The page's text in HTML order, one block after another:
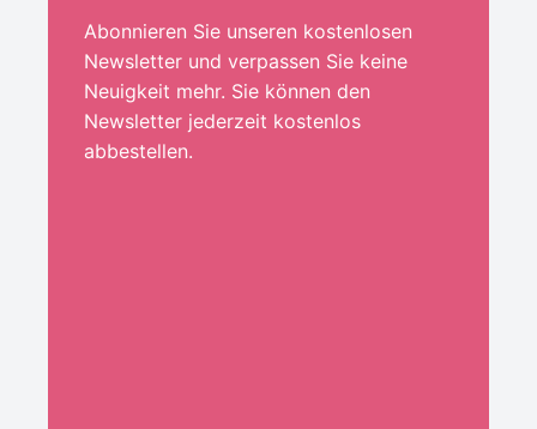
Abonnieren Sie unseren kostenlosen
Newsletter und verpassen Sie keine
Neuigkeit mehr. Sie können den
Newsletter jederzeit kostenlos
abbestellen.